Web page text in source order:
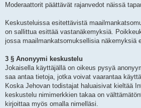
Moderaattorit päättävät rajanvedot näissä
Keskusteluissa esitettävistä
on sallittua esittää vastanäkemyksiä.
jossa maailmankatsomuksellisia näkemyksiä
3 § Anonyymi keskustelu
Jokaisella käyttäjällä on oikeus pysyä
saa antaa tietoja, jotka voivat vaarantaa
Koska Jehovan todistajat haluaisivat kieltää
keskustelu nimimerkkien takaa on
kirjoittaa myös omalla nimelläsi.